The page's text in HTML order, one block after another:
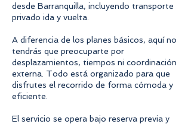
desde Barranquilla, incluyendo transporte
privado ida y vuelta.
A diferencia de los planes básicos, aquí no
tendrás que preocuparte por
desplazamientos, tiempos ni coordinación
externa. Todo está organizado para que
disfrutes el recorrido de forma cómoda y
eficiente.
El servicio se opera bajo reserva previa y